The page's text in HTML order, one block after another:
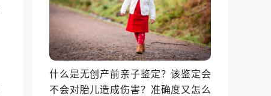
什么是无创产前亲子鉴定？该鉴定会
不会对胎儿造成伤害？准确度又怎么